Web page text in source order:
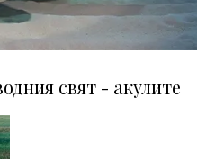
свят - акулите